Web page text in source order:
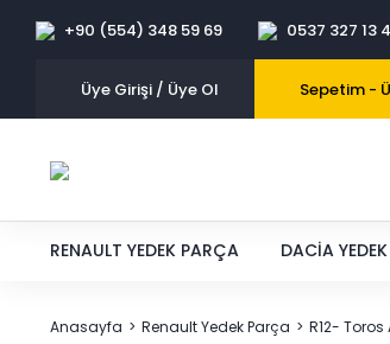
+90 (554) 348 59 69 0537 327 13
Üye Girişi / Üye Ol Sepetim -
RENAULT YEDEK PARÇA DACIA
Anasayfa Renault Yedek Parça R12-